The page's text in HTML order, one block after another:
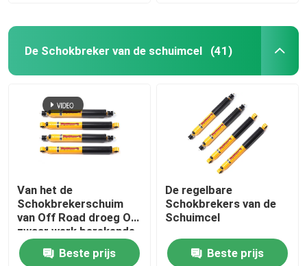
De Schokbreker van de schuimcel (41)
Van het de
Schokbrekerschuim
van Off Road droeg Op
zwaar werk berekende
Cel 40mm voor
VoertuigBeste prijs
De regelbare
Schokbrekers van de
Schuimcel
Beste prijs